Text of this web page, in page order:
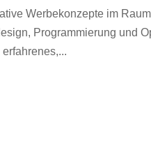
Werbekonzepte im
Programmierung und